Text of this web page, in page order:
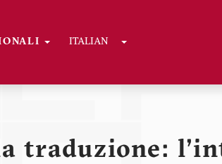
ITALIAN Toggle Dropdown
traduzione: